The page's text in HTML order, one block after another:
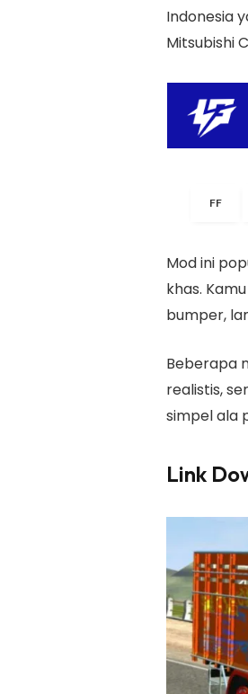
Indonesia
Mitsubishi
FF
Mod ini
khas.
bumper,
Beberapa
realistis,
simpel ala
Link